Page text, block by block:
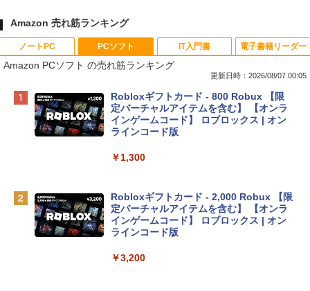
Amazon 売れ筋ランキング
ノートPC
Apple 2026 MacBook Neo A18 Proチッ
プ搭載13インチノートブック：AIとAppl
e Intelligence、Liquid Retinaディスプ
レイ、8GBメモリ、512GB SSD、1080p
ィゴ + 3年延長 AppleCare+ for 13インチ
￥162,598
tomtoc 360°保護 15.6 16インチ パソコ
book Lenovo対応
PCソフト
Amazon PCソフト の売れ筋ランキング
更新日時：2026/08/07 00:05
Robloxギフトカード - 800 Robux 【限
定バーチャルアイテムを含む】 【オンラ
インゲームコード】 ロブロックス | オン
ラインコード版
￥1,300
Robloxギフトカード - 2,000 Robux 【限
定バーチャルアイテムを含む】 【オンラ
インゲームコード】 ロブロックス | オン
ラインコード版
￥3,200
IT入門書 電子書籍リーダー